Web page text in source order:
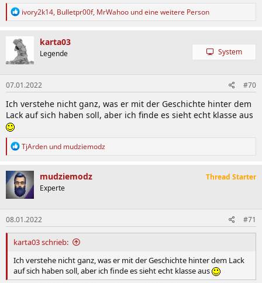
R
k
t
i
o
n
e
n
:
ivory2k14, Bulletpr00f, MrWahoo und eine weitere Person
karta03
Legende System
07.01.2022 #70
Ich verstehe nicht ganz, was er mit der Geschichte hinter dem
Lack auf sich haben soll, aber ich finde es sieht echt klasse aus
R
k
t
i
o
n
e
n
:
TjArden und mudziemodz
mudziemodz
Experte
Thread Starter
08.01.2022 #71
karta03 schrieb:
Ich verstehe nicht ganz, was er mit der Geschichte hinter dem Lack
auf sich haben soll, aber ich finde es sieht echt klasse aus